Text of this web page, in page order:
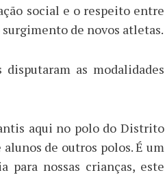
social e o respeito entre
de novos atletas.
as modalidades
aqui no polo do Distrito
de outros polos. É um
para nossas crianças, este